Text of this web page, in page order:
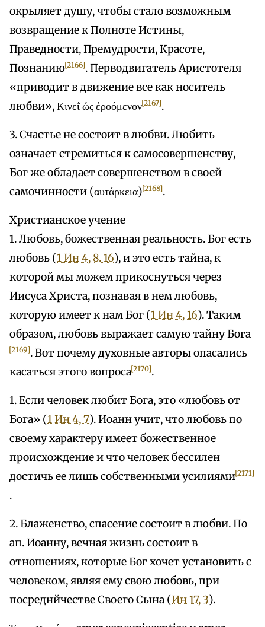
окрыляет душу, чтобы стало возможным
возвращение к Полноте Истины,
Праведности, Премудрости, Красоте,
Познанию[2166]. Перводвигатель Аристотеля
«приводит в движение все как носитель
любви», Κινεΐ ώς έροόμενον[2167].
3. Счастье не состоит в любви. Любить
означает стремиться к самосовершенству,
Бог же обладает совершенством в своей
самочинности (αυτάρκεια)[2168].
Христианское учение
1. Любовь, божественная реальность. Бог есть
любовь (1 Ин 4, 8. 16), и это есть тайна, к
которой мы можем прикоснуться через
Иисуса Христа, познавая в нем любовь,
которую имеет к нам Бог (1 Ин 4, 16). Таким
образом, любовь выражает самую тайну Бога
[2169]. Вот почему духовные авторы опасались
касаться этого вопроса[2170].
1. Если человек любит Бога, это «любовь от
Бога» (1 Ин 4, 7). Иоанн учит, что любовь по
своему характеру имеет божественное
происхождение и что человек бессилен
достичь ее лишь собственными усилиями[2171]
.
2. Блаженство, спасение состоит в любви. По
ап. Иоанну, вечная жизнь состоит в
отношениях, которые Бог хочет установить с
человеком, являя ему свою любовь, при
посреднйчестве Своего Сына (Ин 17, 3).